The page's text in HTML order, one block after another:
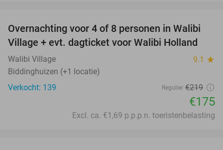
20%
Overnachting voor 4 of 8 personen in Walibi
Village + evt. dagticket voor Walibi Holland
Walibi Village 9.1 star
Biddinghuizen (+1 locatie)
Verkocht: 139
Regulier €219
€175
Excl. ca. €1,69 p.p.p.n. toeristenbelasting